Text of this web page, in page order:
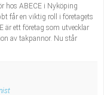
hos ABECE i Nyköping
får en viktig roll i företagets
är ett företag som utvecklar
av takpannor. Nu står